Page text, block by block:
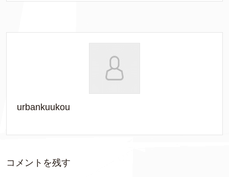
urbankuukou
コメントを残す